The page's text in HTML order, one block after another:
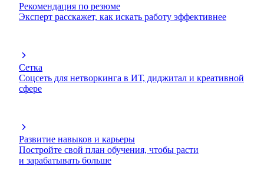
Рекомендация по резюме
Эксперт расскажет, как искать работу эффективнее
Сетка
Соцсеть для нетворкинга в ИТ, диджитал и креативной
сфере
Развитие навыков и карьеры
Постройте свой план обучения, чтобы расти
и зарабатывать больше